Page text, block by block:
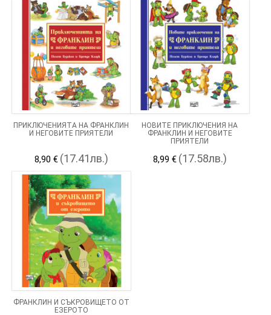
ПРИКЛЮЧЕНИЯТА НА ФРАНКЛИН
И НЕГОВИТЕ ПРИЯТЕЛИ
8,90 € (17.41лв.)
НОВИТЕ ПРИКЛЮЧЕНИЯ НА
ФРАНКЛИН И НЕГОВИТЕ
ПРИЯТЕЛИ
8,99 € (17.58лв.)
ФРАНКЛИН И СЪКРОВИЩЕТО ОТ
ЕЗЕРОТО